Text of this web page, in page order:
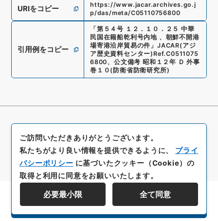
URIをコピー
https://www.jacar.archives.go.j
p/das/meta/C05110756800
引用例をコピー
「 第５４号 １２．１０．２５ 中華
民国在籍船乾利号内地 、朝鮮不開港
場寄港沿岸貿易の件 」 JACAR(アジ
ア歴史資料センター) Ref.C0511075
6800、 公文備考 昭和１２年 Ｄ 外事
巻１０ ( 防衛省防衛研究所)
資料群階層を表示する
ご訪問いただきありがとうございます。
私たちがより良い情報を提供できるように、 プライ
バシーポリシー に基づいたクッキー（Cookie）の
取得と利用に同意をお願いいたします。
必要最小限 全て同意